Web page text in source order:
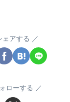
ェアする
ローする